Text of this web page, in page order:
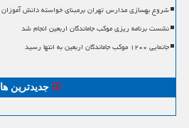
شروع بهسازی مدارس تهران برمبنای خواسته دانش آموزان
نشست برنامه ریزی موکب جاماندگان اربعین انجام شد
جانمایی ۱۲۰۰ موکب جاماندگان اربعین به انتها رسید
جدیدترین ها